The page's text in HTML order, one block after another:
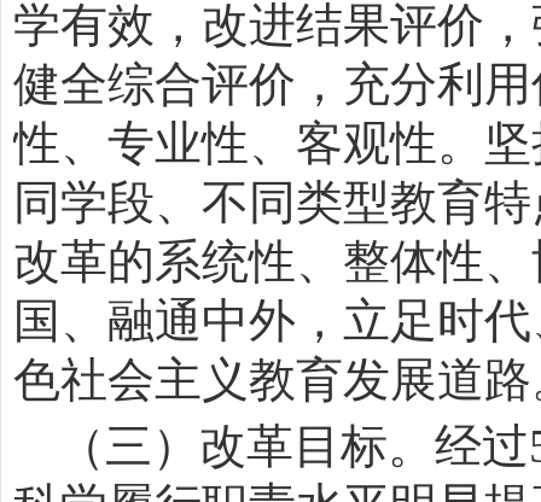
学有效，改进结果评价
健全综合评价，充分利
性、专业性、客观性。
同学段、不同类型教育
改革的系统性、整体性
国、融通中外，立足时
色社会主义教育发展道
（三）改革目标。经过